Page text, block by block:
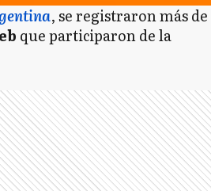
, se registraron más de
que participaron de la